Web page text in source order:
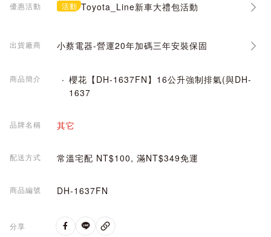
優惠活動 活動 Toyota_Line新車大禮包活動
出貨廠商 小蔡電器-營運20年加碼三年安裝保固
商品簡介
櫻花【DH-1637FN】16公升強制排氣(與DH-
1637
品牌名稱 其它
配送方式 常溫宅配 NT$100, 滿NT$349免運
商品編號 DH-1637FN
分享